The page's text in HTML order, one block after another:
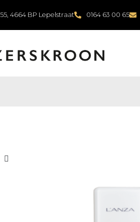
4664 BP Lepelstraat 0164 63 00 65